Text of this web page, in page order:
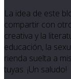
La idea de este
compartir con
creativa y la
educación, la
rienda suelta a
tuyas. ¡Un saludo!